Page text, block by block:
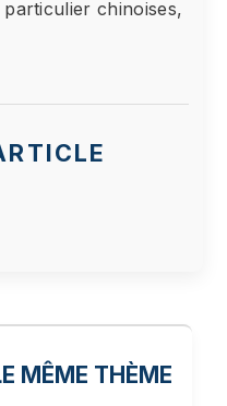
chinoises,
MÊME THÈME